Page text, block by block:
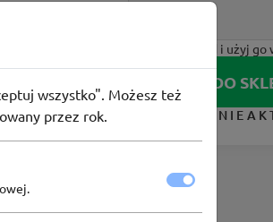
Skopiuj kod i użyj go
IDŹ DO
KUPON
wszystko". Możesz też
przez rok.